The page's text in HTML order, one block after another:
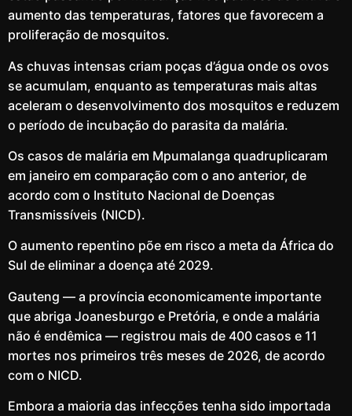
aumento das temperaturas, fatores que favorecem a
proliferação de mosquitos.
As chuvas intensas criam poças d’água onde os ovos
se acumulam, enquanto as temperaturas mais altas
aceleram o desenvolvimento dos mosquitos e reduzem
o período de incubação do parasita da malária.
Os casos de malária em Mpumalanga quadruplicaram
em janeiro em comparação com o ano anterior, de
acordo com o Instituto Nacional de Doenças
Transmissíveis (NICD).
O aumento repentino põe em risco a meta da África do
Sul de eliminar a doença até 2029.
Gauteng — a província economicamente importante
que abriga Joanesburgo e Pretória, e onde a malária
não é endêmica — registrou mais de 400 casos e 11
mortes nos primeiros três meses de 2026, de acordo
com o NICD.
Embora a maioria das infecções tenha sido importada